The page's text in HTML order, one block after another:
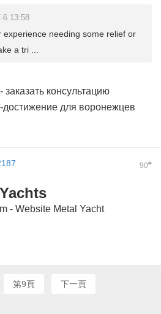
6 13:58
experience needing some relief or
a tri ...
- заказать консультацию
достижение для воронежцев
90#
- Website Metal Yacht
第9頁 下一頁